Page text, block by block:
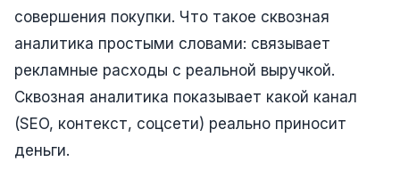
ТАРГЕТИРОВАННАЯ РЕКЛАМА
Реклама в VK
Реклама в Telegram
Реклама в Facebook
совершения покупки. Что такое сквозная
аналитика простыми словами: связывает
рекламные расходы с реальной выручкой.
Сквозная аналитика показывает какой канал
(SEO, контекст, соцсети) реально приносит
деньги.